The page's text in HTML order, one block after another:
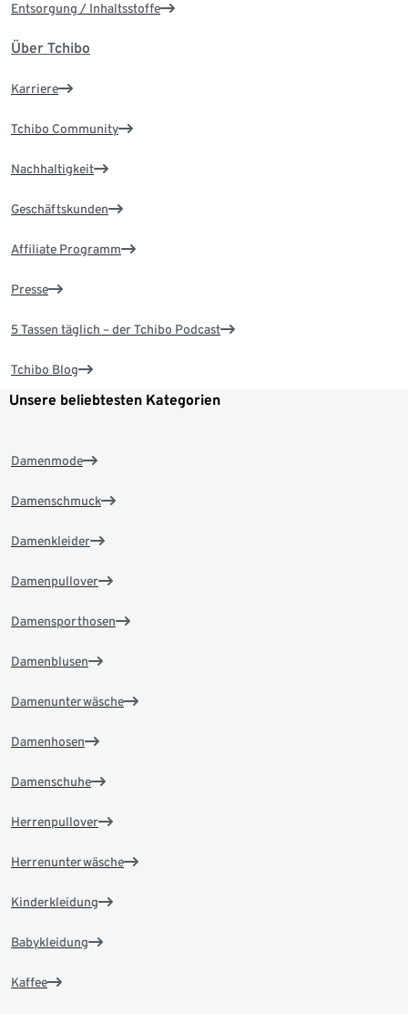
Entsorgung / Inhaltsstoffe
Über Tchibo
Karriere
Tchibo Community
Nachhaltigkeit
Geschäftskunden
Affiliate Programm
Presse
5 Tassen täglich – der Tchibo Podcast
Tchibo Blog
Unsere beliebtesten Kategorien
Damenmode
Damenschmuck
Damenkleider
Damenpullover
Damensporthosen
Damenblusen
Damenunterwäsche
Damenhosen
Damenschuhe
Herrenpullover
Herrenunterwäsche
Kinderkleidung
Babykleidung
Kaffee